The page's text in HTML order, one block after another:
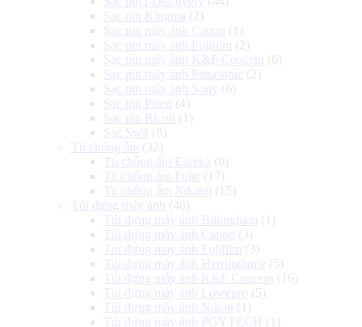
Sạc pin Kingma (2)
Sạc pin máy ảnh Canon
(1)
Sạc pin máy ảnh Fujifilm (2)
Sạc pin máy ảnh K&F Concept (6)
Sạc pin máy ảnh Panasonic (2)
Sạc pin máy ảnh Sony (6)
Sạc pin Pisen
(4)
Sạc pin Ricoh
(1)
Sạc Swit (8)
Tủ chống ẩm (32)
Tủ chống ẩm Eureka (0)
Tủ chống ẩm Fujie (17)
Tủ chống ẩm Nikatei (15)
Túi đựng máy ảnh
(46)
Túi đựng máy ảnh Billingham (1)
Túi đựng máy ảnh Canon
(3)
Túi đựng máy ảnh Fujifilm (3)
Túi đựng máy ảnh Herringbone (5)
Túi đựng máy ảnh K&F Concept (16)
Túi đựng máy ảnh Lowepro (5)
Túi đựng máy ảnh Nikon
(1)
Túi đựng máy ảnh PGYTECH
(1)